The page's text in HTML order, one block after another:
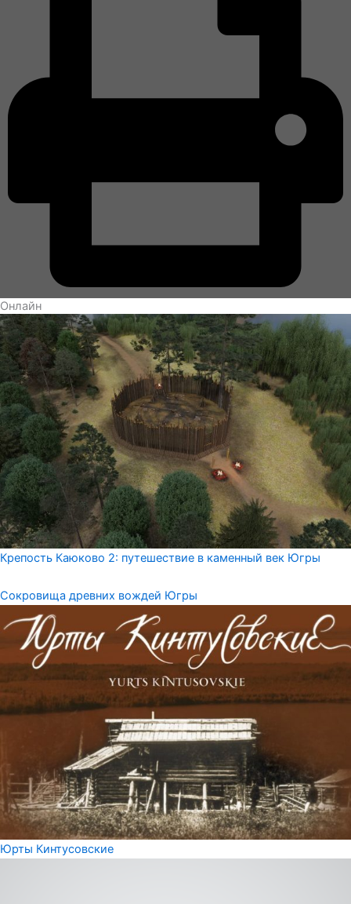
Онлайн
Крепость Каюково 2: путешествие в каменный век Югры
Сокровища древних вождей Югры
Юрты Кинтусовские